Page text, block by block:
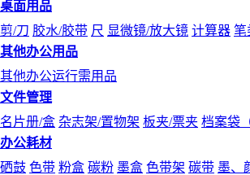
桌面用品
剪/刀 胶水/胶带 尺 显微镜/放大镜 计算器 笔
其他办公用品
其他办公运行需用品
文件管理
名片册/盒 杂志架/置物架 板夹/票夹 档案袋
办公耗材
硒鼓 色带 粉盒 碳粉 墨盒 色带架 碳带 墨、